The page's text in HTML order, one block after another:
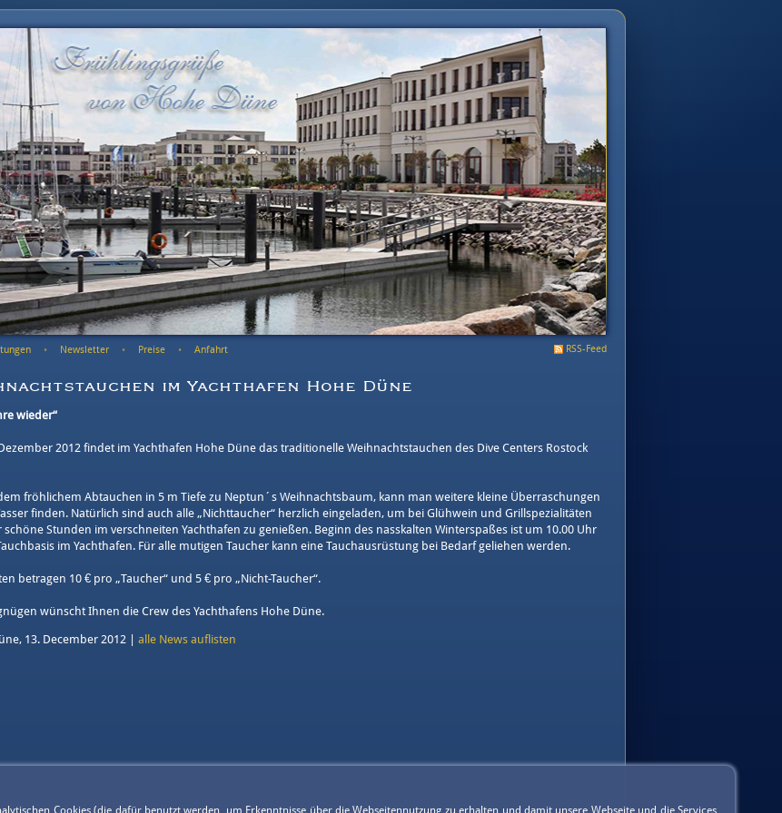
Newsletter Preise Anfahrt RSS-Feed
im Yachthafen Hohe Düne
wieder“
2012 findet im Yachthafen Hohe Düne das traditionelle Weihnachtstauchen des Dive Centers Rostock
fröhlichem Abtauchen in 5 m Tiefe zu Neptun´s Weihnachtsbaum, kann man weitere kleine Überraschungen
finden. Natürlich sind auch alle „Nichttaucher“ herzlich eingeladen, um bei Glühwein und Grillspezialitäten
schöne Stunden im verschneiten Yachthafen zu genießen. Beginn des nasskalten Winterspaßes ist um 10.00 Uhr
im Yachthafen. Für alle mutigen Taucher kann eine Tauchausrüstung bei Bedarf geliehen werden.
betragen 10 € pro „Taucher“ und 5 € pro „Nicht-Taucher“.
wünscht Ihnen die Crew des Yachthafens Hohe Düne.
13. December 2012 | alle News auflisten
Cookies (die dafür benutzt werden, um Erkenntnisse über die Webseitennutzung zu erhalten und damit unsere Webseite und die Services